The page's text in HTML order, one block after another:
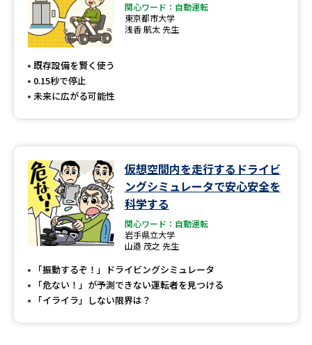
デジタルパンフレット 進路の３択
新学年スタート号特集ページ
SELFBRAND特集ページ
オープンキャンパス検索
来場型・Web型イベント特集 夢ナビライブ
受験準備
志望校・出願校を調べる
関心ワード：自動運転
東京都市大学
浅香 航太 先生
既存設備を賢く使う
0.15秒で停止
未来に広がる可能性
仮想空間内を走行するドライビ
ングシミュレータで安心安全を
科学する
関心ワード：自動運転
岩手県立大学
山邉 茂之 先生
「振動するぞ！」ドライビングシミュレータ
「危ない！」が予測できない運転者を見つける
「イライラ」しない限界は？